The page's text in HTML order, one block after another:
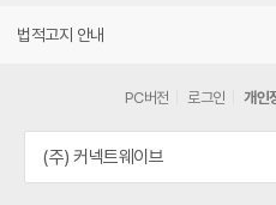
법적고지 안내
PC버전 로그인 개인
(주) 커넥트웨이브